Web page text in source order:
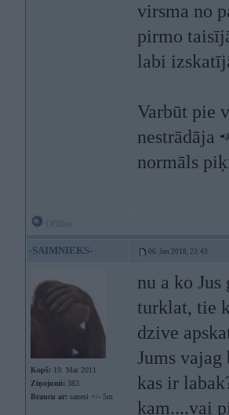
virsma no
pirmo
labi
Varbūt pie
nestrādāja
normāls
-SAIMNIEKS- 06. Jan 2018, 23:43
Kopš: 19. Mar 2011
Ziņojumi: 383
Braucu ar: sanesi +/- 5m
nu a ko
turklat, tie
dzive
Jums
kas ir
kam....vai